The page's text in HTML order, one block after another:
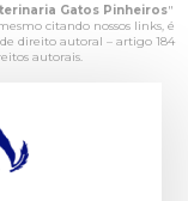
Gatos Pinheiros"
citando nossos links, é
direito autoral – artigo 184
autorais.